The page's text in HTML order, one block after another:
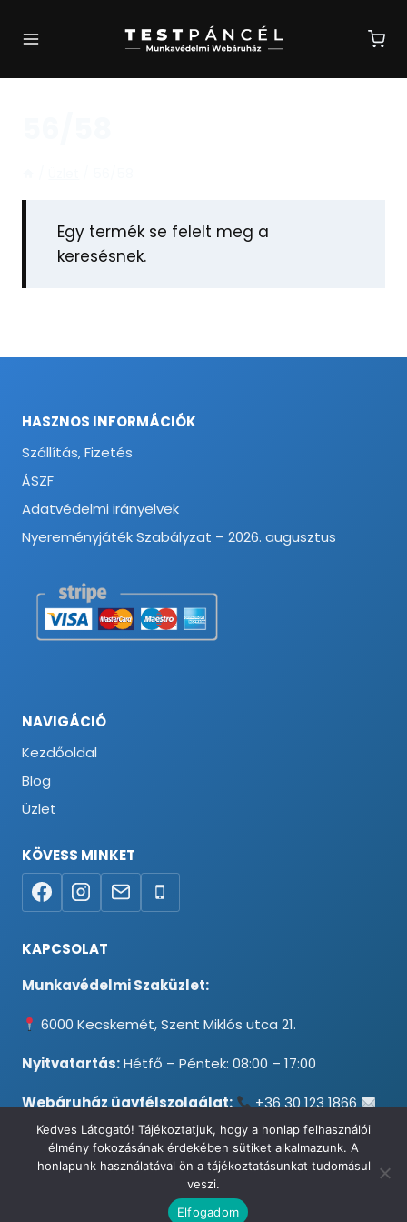
Egy termék se felelt meg a
keresésnek.
HASZNOS INFORMÁCIÓK
Szállítás, Fizetés
ÁSZF
Adatvédelmi irányelvek
Nyereményjáték Szabályzat – 2026. augusztus
NAVIGÁCIÓ
Kezdőoldal
Blog
Üzlet
KÖVESS MINKET
KAPCSOLAT
Munkavédelmi Szaküzlet:
6000 Kecskemét, Szent Miklós utca 21.
Nyitvatartás:Hétfő – Péntek: 08:00 – 17:00
Webáruház ügyfélszolgálat:
+36 30 123 1866
info@testpancel.hu
© 2026 Munkavédelmi és Ruházati Webáruház - Minden jog
Kedves Látogató! Tájékoztatjuk, hogy a honlap felhasználói
élmény fokozásának érdekében sütiket alkalmazunk. A
honlapunk használatával ön a tájékoztatásunkat tudomásul
veszi.
Elfogadom